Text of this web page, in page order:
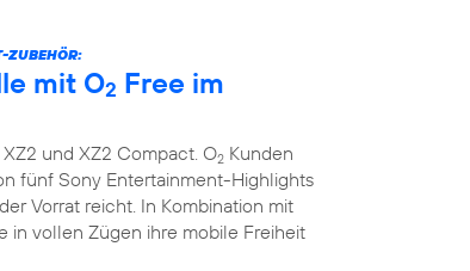
ZUBEHÖR:
mit O2 Free im
und XZ2 Compact. O2 Kunden
fünf Sony Entertainment-Highlights
Vorrat reicht. In Kombination mit
in vollen Zügen ihre mobile Freiheit